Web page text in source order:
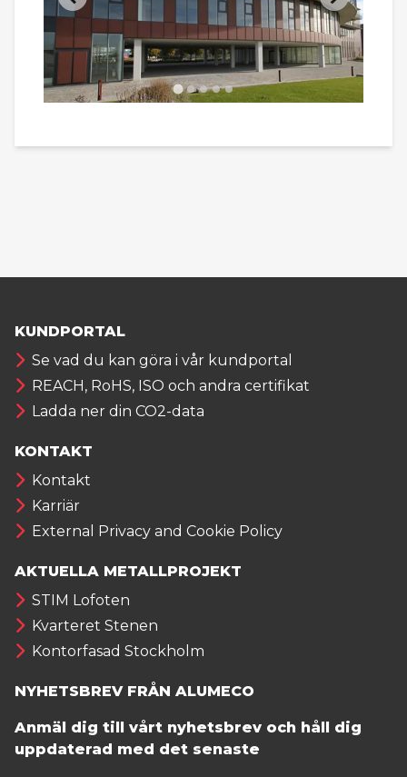
KUNDPORTAL
Se vad du kan göra i vår kundportal
REACH, RoHS, ISO och andra certifikat
Ladda ner din CO2-data
KONTAKT
Kontakt
Karriär
External Privacy and Cookie Policy
AKTUELLA METALLPROJEKT
STIM Lofoten
Kvarteret Stenen
Kontorfasad Stockholm
NYHETSBREV FRÅN ALUMECO
Anmäl dig till vårt nyhetsbrev och håll dig
uppdaterad med det senaste